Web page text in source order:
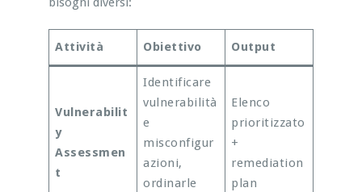
Attività Obiettivo Output
Vulnerabilit
y
Assessmen
t
Identificare
vulnerabilità
e
misconfigur
azioni,
ordinarle
Elenco
prioritizzato
+
remediation
plan